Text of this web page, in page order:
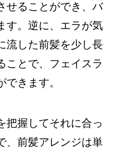
せることができ、バ
す。逆に、エラが気
流した前髪を少し長
ことで、フェイスラ
きます。
把握してそれに合っ
、前髪アレンジは単